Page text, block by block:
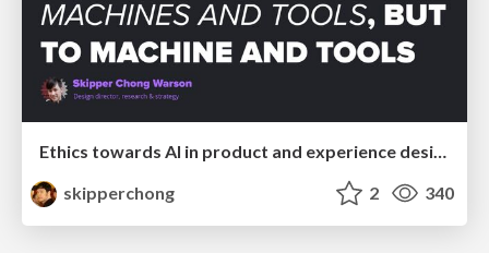
Ethics towards AI in product and experience design
skipperchong
2 340